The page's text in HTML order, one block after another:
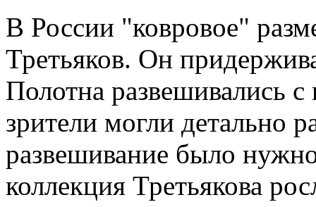
В России "ковровое"
Третьяков. Он
Полотна развешивались
зрители могли детально
развешивание было
коллекция Третьякова